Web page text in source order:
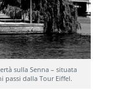
sulla Senna – situata
passi dalla Tour Eiffel.